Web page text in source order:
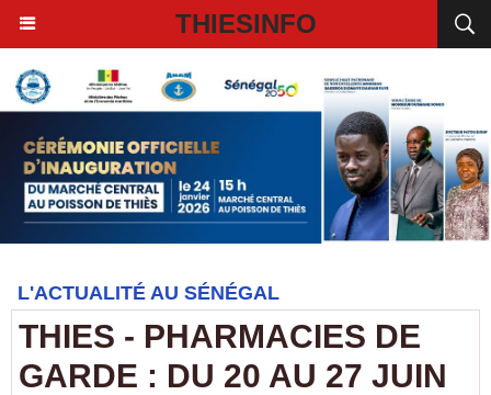
THIESINFO
L'ACTUALITÉ AU SÉNÉGAL
THIES - PHARMACIES DE
GARDE : DU 20 AU 27 JUIN